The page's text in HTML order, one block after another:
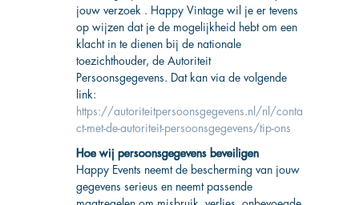
jouw verzoek . Happy Vintage wil je er tevens
op wijzen dat je de mogelijkheid hebt om een
klacht in te dienen bij de nationale
toezichthouder, de Autoriteit
Persoonsgegevens. Dat kan via de volgende
link:
https://autoriteitpersoonsgegevens.nl/nl/conta
ct-met-de-autoriteit-persoonsgegevens/tip-ons
Hoe wij persoonsgegevens beveiligen
Happy Events neemt de bescherming van jouw
gegevens serieus en neemt passende